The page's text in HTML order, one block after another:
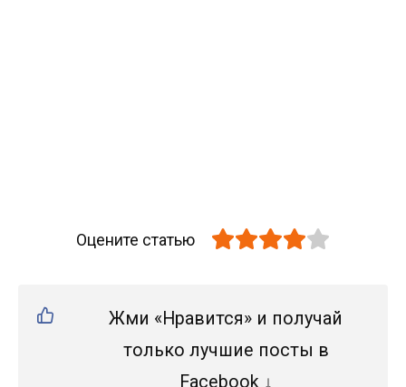
Оцените статью
Жми «Нравится» и получай
только лучшие посты в
Facebook ↓